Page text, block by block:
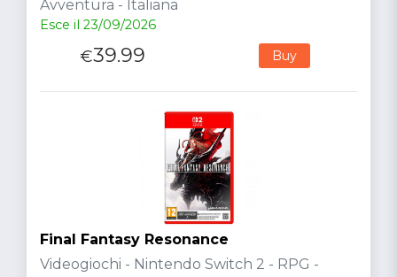
Avventura - Italiana
Esce il 23/09/2026
€39.99 Buy
Final Fantasy Resonance
Videogiochi - Nintendo Switch 2 - RPG -